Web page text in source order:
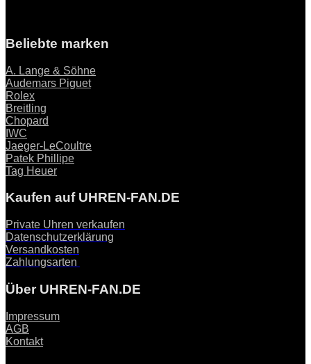
Beliebte marken
A. Lange & Söhne
Audemars Piguet
Rolex
Breitling
Chopard
IWC
Jaeger-LeCoultre
Patek Phillipe
Tag Heuer
Kaufen auf UHREN-FAN.DE
Private Uhren verkaufen
Datenschutzerklärung
Versandkosten
Zahlungsarten
Über UHREN-FAN.DE
Impressum
AGB
Kontakt